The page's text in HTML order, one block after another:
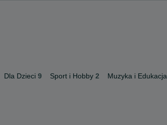
Dla Dzieci 9 Sport i Hobby 2 Muzyka i Edukacja